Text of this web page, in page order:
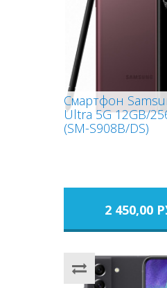
Смартфон
Ultra 5G 12GB/
(SM-S908B/DS)
2 450,00